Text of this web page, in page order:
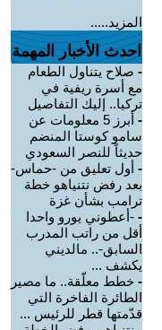
المزيد.....
احدث الأخبار المهمة
- صلاح يتناول الطعام
مع أسرة ريفية في
تركيا.. إليك التفاصيل
-
أبرز 5 معلومات عن
سامو كوستا المنضم
حديثاً للنصر السعودي
- أول تعليق من -حماس-
بعد رفض نتنياهو خطة
ترامب بشأن غزة
- -أعطوني يورو واحدا
أقل من راتب المدرب
السابق-.. مالديني
يكشف ...
- خطط معلّقة.. ما مصير
الطائرة الفاخرة التي
قدّمتها قطر للرئيس ...